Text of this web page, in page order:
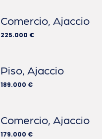
Comercio, Ajaccio
225.000 €
Piso, Ajaccio
189.000 €
Comercio, Ajaccio
179.000 €